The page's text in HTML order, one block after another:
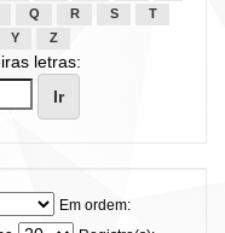
Q R S
T
Y Z
letras:
Em ordem: